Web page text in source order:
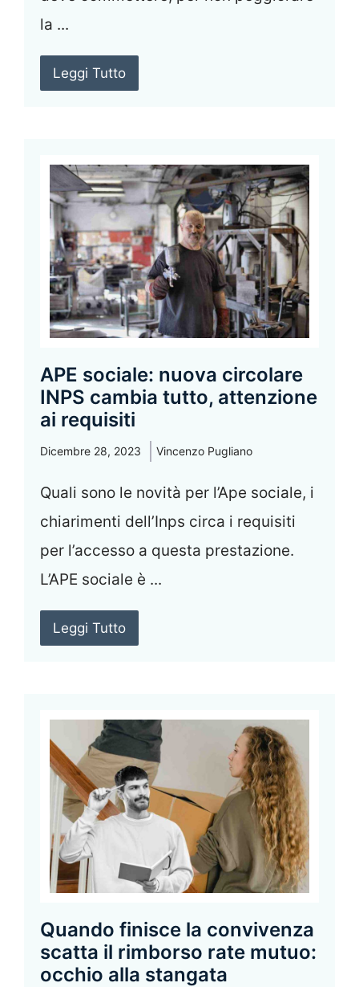
la ...
Leggi Tutto
APE sociale: nuova circolare
INPS cambia tutto, attenzione
ai requisiti
Dicembre 28, 2023 Vincenzo Pugliano
Quali sono le novità per l’Ape sociale, i
chiarimenti dell’Inps circa i requisiti
per l’accesso a questa prestazione.
L’APE sociale è ...
Leggi Tutto
Quando finisce la convivenza
scatta il rimborso rate mutuo:
occhio alla stangata